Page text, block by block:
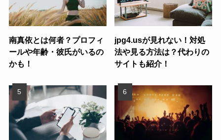
南真依とは何者？プロフィ
ールや年齢・彼氏がいるの
かも！
jpg4.usが見れない！対処
法や見る方法は？代わりの
サイトも紹介！